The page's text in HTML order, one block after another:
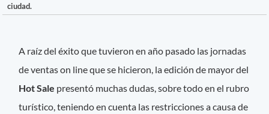
ciudad.
A raíz del éxito que tuvieron en año pasado las jornadas
de ventas on line que se hicieron, la edición de mayor del
Hot Sale presentó muchas dudas, sobre todo en el rubro
turístico, teniendo en cuenta las restricciones a causa de